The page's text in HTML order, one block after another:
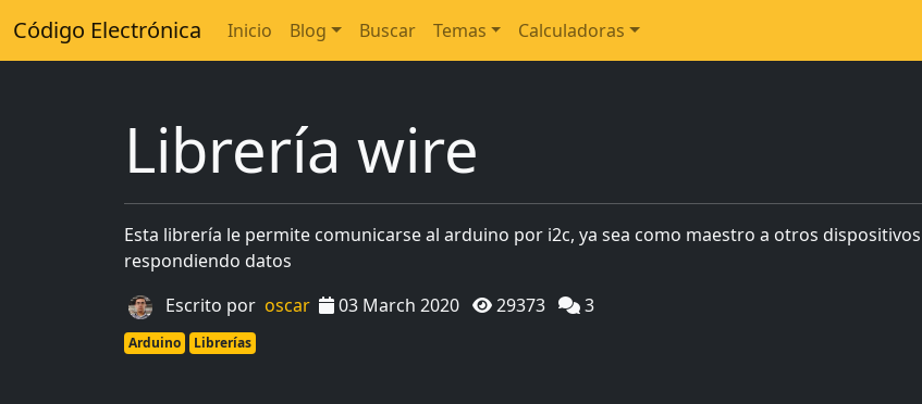
Código Electrónica Inicio Blog Buscar Temas Calculadoras
Librería wire
Esta librería le permite comunicarse al arduino por i2c, ya sea como maestro a otros
respondiendo datos
Escrito por oscar 03 March 2020 29373 3
Arduino Librerías